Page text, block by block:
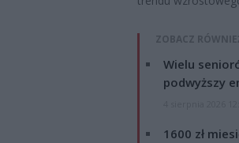
ZOBACZ
Wielu
podwyższy
1600 zł